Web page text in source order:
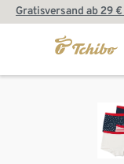
Gratisversand ab 29